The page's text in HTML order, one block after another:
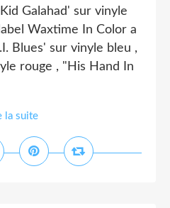
Galahad' sur vinyle
Waxtime In Color a
Blues' sur vinyle bleu ,
rouge , "His Hand In
la suite